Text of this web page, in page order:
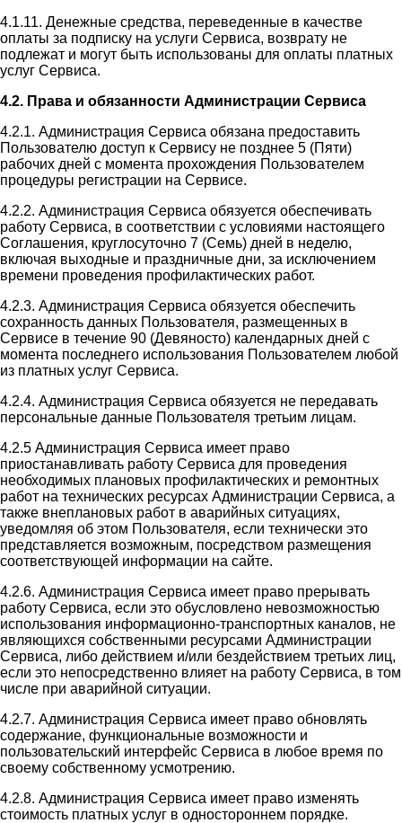
4.1.11. Денежные средства, переведенные в качестве
оплаты за подписку на услуги Сервиса, возврату не
подлежат и могут быть использованы для оплаты платных
услуг Сервиса.
4.2. Права и обязанности Администрации Сервиса
4.2.1. Администрация Сервиса обязана предоставить
Пользователю доступ к Сервису не позднее 5 (Пяти)
рабочих дней с момента прохождения Пользователем
процедуры регистрации на Сервисе.
4.2.2. Администрация Сервиса обязуется обеспечивать
работу Сервиса, в соответствии с условиями настоящего
Соглашения, круглосуточно 7 (Семь) дней в неделю,
включая выходные и праздничные дни, за исключением
времени проведения профилактических работ.
4.2.3. Администрация Сервиса обязуется обеспечить
сохранность данных Пользователя, размещенных в
Сервисе в течение 90 (Девяносто) календарных дней с
момента последнего использования Пользователем любой
из платных услуг Сервиса.
4.2.4. Администрация Сервиса обязуется не передавать
персональные данные Пользователя третьим лицам.
4.2.5 Администрация Сервиса имеет право
приостанавливать работу Сервиса для проведения
необходимых плановых профилактических и ремонтных
работ на технических ресурсах Администрации Сервиса, а
также внеплановых работ в аварийных ситуациях,
уведомляя об этом Пользователя, если технически это
представляется возможным, посредством размещения
соответствующей информации на сайте.
4.2.6. Администрация Сервиса имеет право прерывать
работу Сервиса, если это обусловлено невозможностью
использования информационно-транспортных каналов, не
являющихся собственными ресурсами Администрации
Сервиса, либо действием и/или бездействием третьих лиц,
если это непосредственно влияет на работу Сервиса, в том
числе при аварийной ситуации.
4.2.7. Администрация Сервиса имеет право обновлять
содержание, функциональные возможности и
пользовательский интерфейс Сервиса в любое время по
своему собственному усмотрению.
4.2.8. Администрация Сервиса имеет право изменять
стоимость платных услуг в одностороннем порядке.